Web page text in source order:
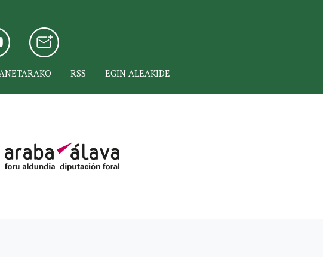
RSS EGIN ALEAKIDE